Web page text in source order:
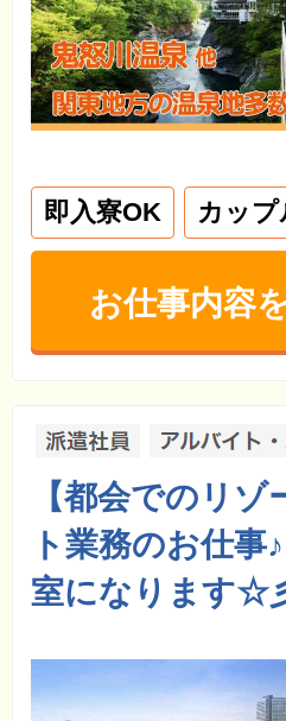
即入寮OK カップ
お仕事内容
【都会でのリ
ト業務のお仕
室になります☆